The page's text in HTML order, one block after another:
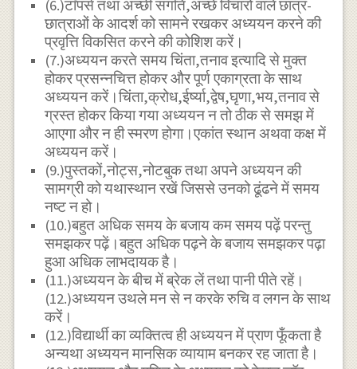
(6.)टाॅपर्स तथा अच्छी संगति,अच्छे विचारों वाले छात्र-
छात्राओं के आदर्श को सामने रखकर अध्ययन करने की
प्रवृत्ति विकसित करने की कोशिश करें।
(7.)अध्ययन करते समय चिंता,तनाव इत्यादि से मुक्त
होकर प्रसन्नचित्त होकर और पूर्ण एकाग्रता के साथ
अध्ययन करें।चिंता,क्रोध,ईर्ष्या,द्वेष,घृणा,भय,तनाव से
ग्रस्त होकर किया गया अध्ययन न तो ठीक से समझ में
आएगा और न ही स्मरण होगा।एकांत स्थान अथवा कक्ष में
अध्ययन करें।
(9.)पुस्तकों,नोट्स,नोटबुक तथा अपने अध्ययन की
सामग्री को यथास्थान रखें जिससे उनको ढूंढने में समय
नष्ट न हो।
(10.)बहुत अधिक समय के बजाय कम समय पढ़ें परन्तु
समझकर पढ़ें।बहुत अधिक पढ़ने के बजाय समझकर पढ़ा
हुआ अधिक लाभदायक है।
(11.)अध्ययन के बीच में ब्रेक लें तथा पानी पीते रहें।
(12.)अध्ययन उथले मन से न करके रुचि व लगन के साथ
करें।
(12.)विद्यार्थी का व्यक्तित्व ही अध्ययन में प्राण फूँकता है
अन्यथा अध्ययन मानसिक व्यायाम बनकर रह जाता है।